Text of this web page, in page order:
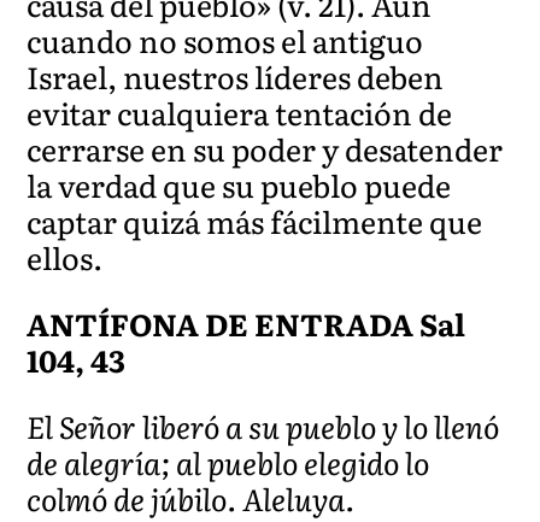
cuando no somos el antiguo
Israel, nuestros líderes deben
evitar cualquiera tentación de
cerrarse en su poder y desatender
la verdad que su pueblo puede
captar quizá más fácilmente que
ellos.
ANTÍFONA DE ENTRADA Sal
104, 43
El Señor liberó a su pueblo y lo llenó
de alegría; al pueblo elegido lo
colmó de júbilo. Aleluya.